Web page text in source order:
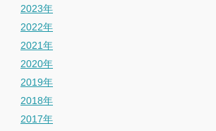
2023年
2022年
2021年
2020年
2019年
2018年
2017年